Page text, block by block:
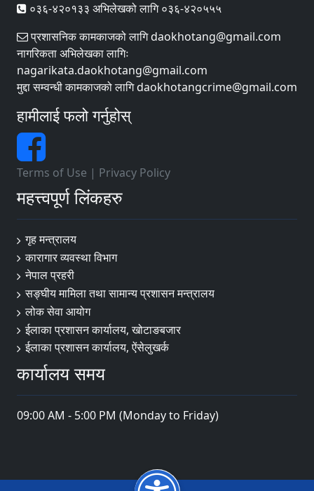
०३६-४२०१३३ अभिलेखको लागि ०३६-४२०५५५
प्रशासनिक कामकाजको लागि daokhotang@gmail.com
नागरिकता अभिलेखका लागिः
nagarikata.daokhotang@gmail.com
मुद्दा सम्वन्धी कामकाजको लागि daokhotangcrime@gmail.com
हामीलाई फलो गर्नुहोस्
Terms of Use | Privacy Policy
महत्त्वपूर्ण लिंकहरु
गृह मन्त्रालय
कारागार व्यवस्था विभाग
नेपाल प्रहरी
सङ्‍घीय मामिला तथा सामान्य प्रशासन मन्त्रालय
लोक सेवा आयोग
ईलाका प्रशासन कार्यालय, खोटाङबजार
ईलाका प्रशासन कार्यालय, ऐंसेलुखर्क
कार्यालय समय
09:00 AM - 5:00 PM (Monday to Friday)